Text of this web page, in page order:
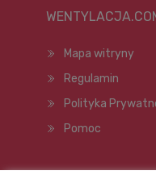
Mapa witryny
Regulamin
Polityka
Pomoc